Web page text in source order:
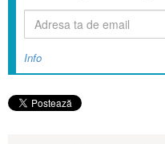
Info